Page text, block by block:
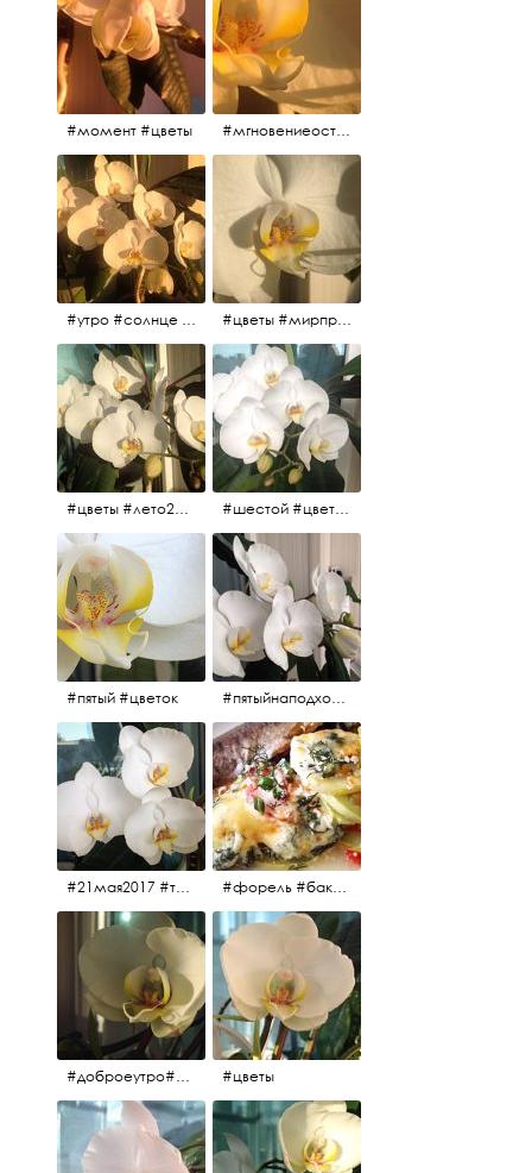
#момент #цветы #мгновениеостановись #прекрасныймомент #жаждарасцвета
#утро #солнце #белыеночи2017 #санктпетербург #цветы #седьмойпошёл #цветы #мирпрекрасен #пятьутра
#цветы #лето2017 #седьмойнаподходе #шестой #всегодевять #шестой #цветыцветут #цветы #лето2017 #летнийснег
#пятый #цветок #пятыйнаподходе# цветы #весна2017
#21мая2017 #трио #цветы #форель #баклажаны #помидоры #завтрак
#доброеутро#май#солнце#цветы #майсолнцецветы #цветы